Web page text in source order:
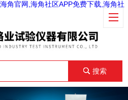
角官网,海角社区APP免费下载,海角社
搜索